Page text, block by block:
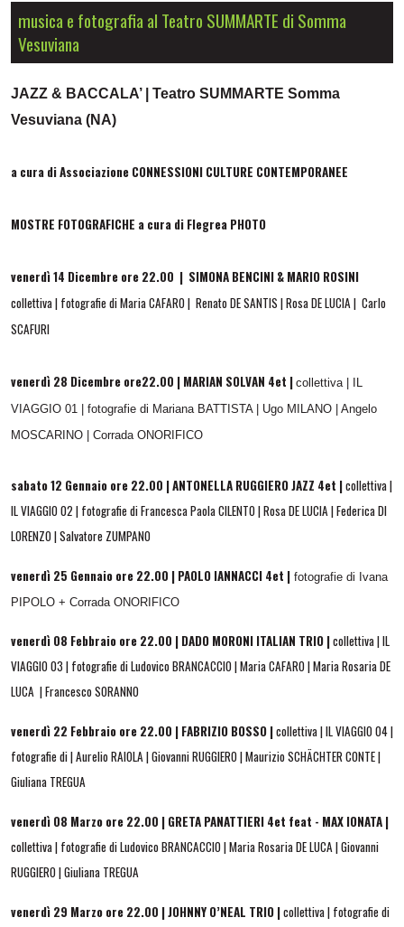
musica e fotografia al Teatro SUMMARTE di Somma
Vesuviana
JAZZ & BACCALA’ | Teatro SUMMARTE Somma
Vesuviana (NA)
a cura di Associazione CONNESSIONI CULTURE CONTEMPORANEE
MOSTRE FOTOGRAFICHE a cura di Flegrea PHOTO
venerdì 14 Dicembre ore 22.00 | SIMONA BENCINI & MARIO ROSINI
collettiva | fotografie di Maria CAFARO | Renato DE SANTIS | Rosa DE LUCIA | Carlo
SCAFURI
venerdì 28 Dicembre ore22.00 | MARIAN SOLVAN 4et | collettiva | IL
VIAGGIO 01 | fotografie di Mariana BATTISTA | Ugo MILANO | Angelo
MOSCARINO | Corrada ONORIFICO
sabato 12 Gennaio ore 22.00 | ANTONELLA RUGGIERO JAZZ 4et |collettiva |
IL VIAGGIO 02 | fotografie di Francesca Paola CILENTO | Rosa DE LUCIA | Federica DI
LORENZO | Salvatore ZUMPANO
venerdì 25 Gennaio ore 22.00 | PAOLO IANNACCI 4et | fotografie di Ivana
PIPOLO + Corrada ONORIFICO
venerdì 08 Febbraio ore 22.00 | DADO MORONI ITALIAN TRIO |collettiva | IL
VIAGGIO 03 | fotografie di Ludovico BRANCACCIO | Maria CAFARO | Maria Rosaria DE
LUCA | Francesco SORANNO
venerdì 22 Febbraio ore 22.00 | FABRIZIO BOSSO |collettiva | IL VIAGGIO 04 |
fotografie di | Aurelio RAIOLA | Giovanni RUGGIERO | MaurizioSCHÄCHTER CONTE|
Giuliana TREGUA
venerdì 08 Marzo ore 22.00 | GRETA PANATTIERI 4et feat - MAX IONATA |
collettiva | fotografie di Ludovico BRANCACCIO | Maria Rosaria DE LUCA | Giovanni
RUGGIERO | Giuliana TREGUA
venerdì 29 Marzo ore 22.00 | JOHNNY O’NEAL TRIO |collettiva | fotografie di